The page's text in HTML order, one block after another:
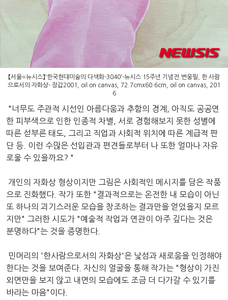
【서울=뉴시스】'한국현대미술의 다색화-3040'-뉴시스 15주년 기념전.변웅필, 한 사람
으로서의 자화상- 장갑2001, oil on canvas, 72.7cmx60.6cm, oil on canvas, 201
6
"너무도 주관적 시선인 아름다움과 추함의 경계, 아직도 공공연
한 피부색으로 인한 인종적 차별, 서로 경험해보지 못한 성별에
따른 섣부른 태도, 그리고 직업과 사회적 위치에 따른 계급적 판
단 등. 이런 수많은 선입관과 편견들로부터 나 또한 얼마나 자유
로울 수 있을까요? "
개인의 자화상 형상이지만 그림은 사회적인 메시지를 담은 작품
으로 진화했다. 작가 또한 "결과적으로는 온전한 내 모습이 아닌
또 하나의 괴기스러운 모습을 창조하는 결과만을 얻었을지 모르
지만" 그러한 시도가 "예술적 작업과 연관이 아주 깊다는 것은
분명하다"는 것을 증명한다.
민머리의 '한사람으로서의 자화상'은 낯섬과 새로움을 인정해야
한다는 것을 보여준다. 자신의 얼굴을 통해 작가는 "형상이 가진
외면만을 보지 않고 내면의 모습에도 조금 더 다가갈 수 있기를
바라는 마음"이다.